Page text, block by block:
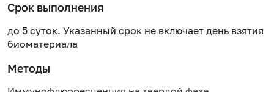
Срок выполнения
до 5 суток. Указанный срок не включает день взятия
биоматериала
Методы